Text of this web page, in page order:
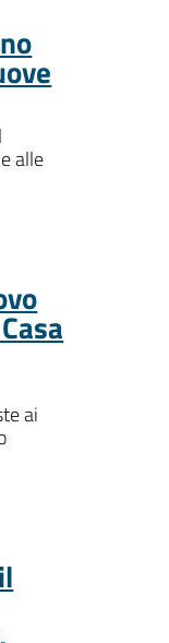
alle
ai